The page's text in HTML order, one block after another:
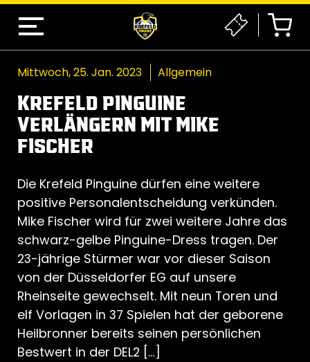
Mittwoch, 25. Jan. 2023 Allgemein
KREFELD PINGUINE
VERLÄNGERN MIT MIKE
FISCHER
Die Krefeld Pinguine dürfen eine weitere
positive Personalentscheidung verkünden.
Mike Fischer wird für zwei weitere Jahre das
schwarz-gelbe Pinguine-Dress tragen. Der
23-jährige Stürmer war vor dieser Saison
von der Düsseldorfer EG auf unsere
Rheinseite gewechselt. Mit neun Toren und
elf Vorlagen in 37 Spielen hat der geborene
Heilbronner bereits seinen persönlichen
Bestwert in der DEL2 […]